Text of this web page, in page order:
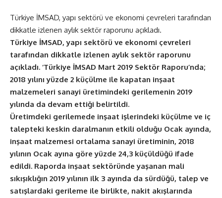
Türkiye İMSAD, yapı sektörü ve ekonomi çevreleri tarafından
dikkatle izlenen aylık sektör raporunu açıkladı.
Türkiye İMSAD, yapı sektörü ve ekonomi çevreleri
tarafından dikkatle izlenen aylık sektör raporunu
açıkladı. ‘Türkiye İMSAD Mart 2019 Sektör Raporu’nda;
2018 yılını yüzde 2 küçülme ile kapatan inşaat
malzemeleri sanayi üretimindeki gerilemenin 2019
yılında da devam ettiği belirtildi.
Üretimdeki gerilemede inşaat işlerindeki küçülme ve iç
talepteki keskin daralmanın etkili olduğu Ocak ayında,
inşaat malzemesi ortalama sanayi üretiminin, 2018
yılının Ocak ayına göre yüzde 24,3 küçüldüğü ifade
edildi. Raporda inşaat sektöründe yaşanan mali
sıkışıklığın 2019 yılının ilk 3 ayında da sürdüğü, talep ve
satışlardaki gerileme ile birlikte, nakit akışlarında